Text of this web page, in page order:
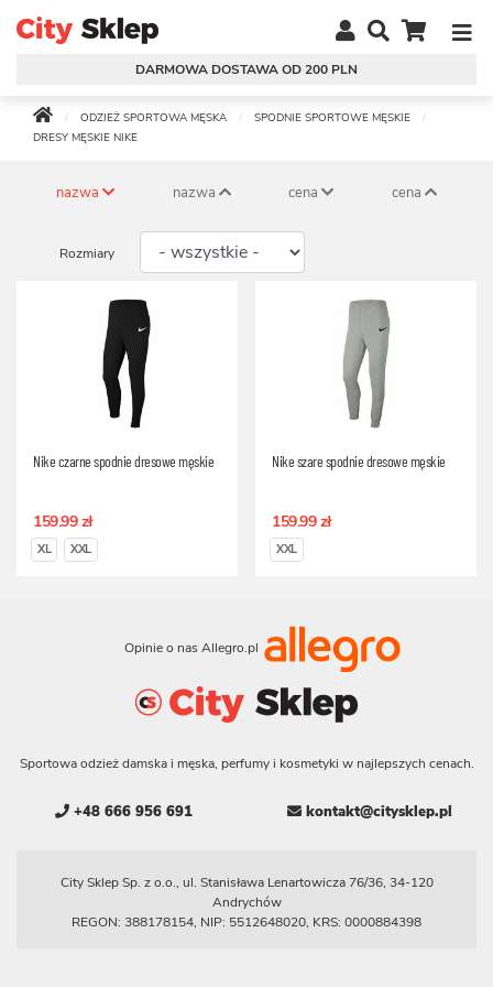
DARMOWA DOSTAWA OD 200 PLN
ODZIEŻ SPORTOWA MĘSKA
SPODNIE SPORTOWE MĘSKIE
DRESY MĘSKIE NIKE
nazwa nazwa cena cena
Rozmiary
Nike czarne spodnie dresowe męskie
159.99 zł
XL XXL
Nike szare spodnie dresowe męskie
159.99 zł
XXL
Opinie o nas Allegro.pl
Sportowa odzież damska i męska, perfumy i kosmetyki w najlepszych cenach.
+48 666 956 691 kontakt@citysklep.pl
City Sklep Sp. z o.o., ul. Stanisława Lenartowicza 76/36, 34-120
Andrychów
REGON: 388178154, NIP: 5512648020, KRS: 0000884398